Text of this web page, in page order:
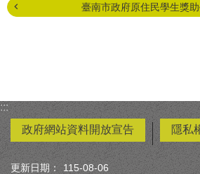
臺南市政府原住民學生獎助
:::
政府網站資料開放宣告
隱私
更新日期：
115-08-06